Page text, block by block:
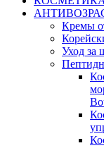
Кремы
Уход за